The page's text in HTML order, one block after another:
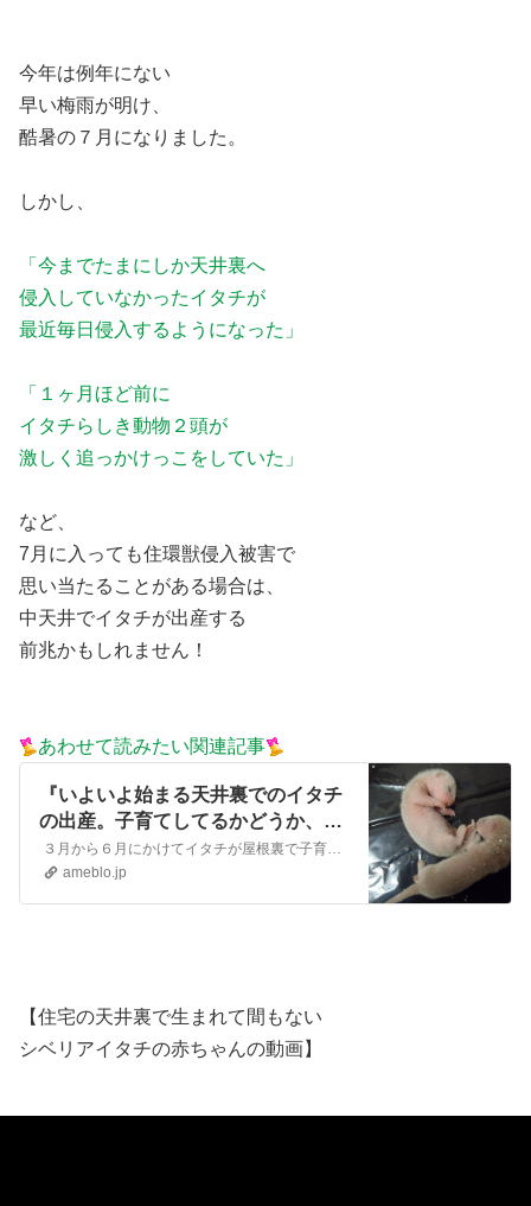
今年は例年にない
早い梅雨が明け、
酷暑の７月になりました。
しかし、
「今までたまにしか天井裏へ
侵入していなかったイタチが
最近毎日侵入するようになった」
「１ヶ月ほど前に
イタチらしき動物２頭が
激しく追っかけっこをしていた」
など、
7月に入っても住環獣侵入被害で
思い当たることがある場合は、
中天井でイタチが出産する
前兆かもしれません！
あわせて読みたい関連記事
『いよいよ始まる天井裏でのイタチ
の出産。子育てしてるかどうか、判
断するポイントをプロが教えま
す！』
３月から６月にかけてイタチが屋根裏で子育てする時期 春になると動物の動きが活発化。 害獣たちも交尾から出産・子育てなど、生活史があわただしく変化し屋根裏への…
ameblo.jp
【住宅の天井裏で生まれて間もない
シベリアイタチの赤ちゃんの動画】